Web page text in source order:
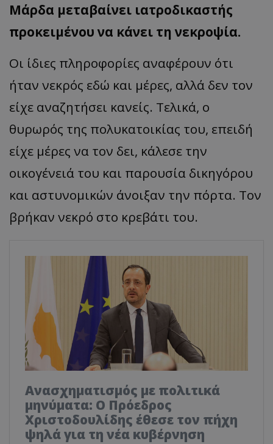
Μάρδα μεταβαίνει ιατροδικαστής
προκειμένου να κάνει τη νεκροψία.
Οι ίδιες πληροφορίες αναφέρουν ότι
ήταν νεκρός εδώ και μέρες, αλλά δεν τον
είχε αναζητήσει κανείς. Τελικά, ο
θυρωρός της πολυκατοικίας του, επειδή
είχε μέρες να τον δει, κάλεσε την
οικογένειά του και παρουσία δικηγόρου
και αστυνομικών άνοιξαν την πόρτα. Τον
βρήκαν νεκρό στο κρεβάτι του.
Ανασχηματισμός με πολιτικά
μηνύματα: Ο Πρόεδρος
Χριστοδουλίδης έθεσε τον πήχη
ψηλά για τη νέα κυβέρνηση